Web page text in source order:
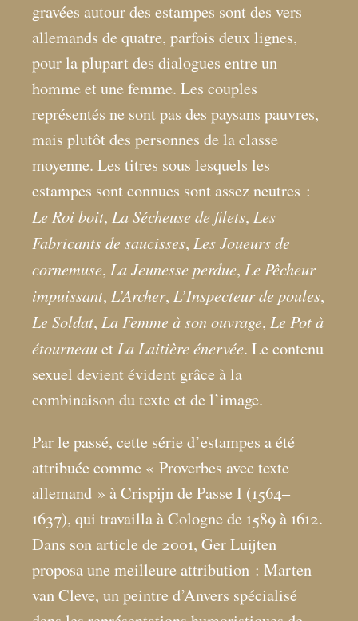
gravées autour des estampes sont des vers
allemands de quatre, parfois deux lignes,
pour la plupart des dialogues entre un
homme et une femme. Les couples
représentés ne sont pas des paysans pauvres,
mais plutôt des personnes de la classe
moyenne. Les titres sous lesquels les
estampes sont connues sont assez neutres :
Le Roi boit, La Sécheuse de filets, Les
Fabricants de saucisses, Les Joueurs de
cornemuse, La Jeunesse perdue, Le Pêcheur
impuissant, L’Archer, L’Inspecteur de poules,
Le Soldat, La Femme à son ouvrage, Le Pot à
étourneauet La Laitière énervée. Le contenu
sexuel devient évident grâce à la
combinaison du texte et de l’image.
Par le passé, cette série d’estampes a été
attribuée comme « Proverbes avec texte
allemand » à Crispijn de Passe I (1564–
1637), qui travailla à Cologne de 1589 à 1612.
Dans son article de 2001, Ger Luijten
proposa une meilleure attribution : Marten
van Cleve, un peintre d’Anvers spécialisé